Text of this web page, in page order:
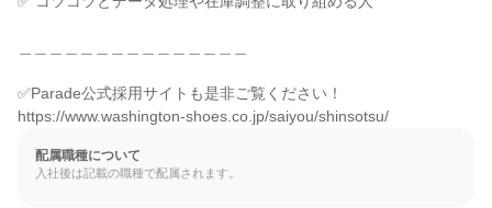
✅Parade公式採用サイトも是非ご覧ください！
https://www.washington-shoes.co.jp/saiyou/shinsotsu/
配属職種について
入社後は記載の職種で配属されます。